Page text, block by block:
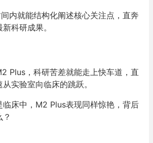
内就能结构化阐述核心关注点，直奔
科研成果。
Plus，科研苦差就能走上快车道，直
实验室向临床的跳跃。
临床中，M2 Plus表现同样惊艳，背后